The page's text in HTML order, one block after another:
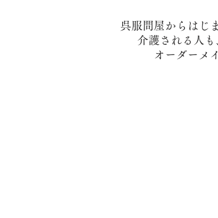
呉服問屋からはじ
介護される人
オーダーメ